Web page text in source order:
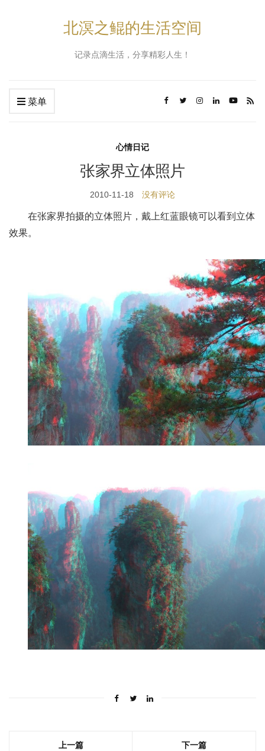
北溟之鲲的生活空间
记录点滴生活，分享精彩人生！
菜单
心情日记
张家界立体照片
2010-11-18 没有评论
在张家界拍摄的立体照片，戴上红蓝眼镜可以看到立体
效果。
上一篇 下一篇